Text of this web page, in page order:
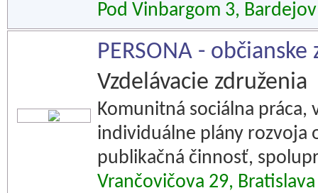
Pod Vinbargom 3, Bardejov
PERSONA - občianske
Vzdelávacie združenia
Komunitná sociálna práca,
individuálne plány rozvoja
publikačná činnosť,
Vrančovičova 29, Bratislava